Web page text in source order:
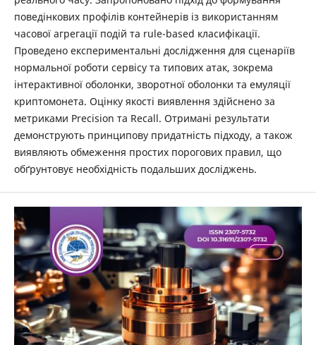
поведінкових профілів контейнерів із використанням
часової агрегації подій та rule-based класифікації.
Проведено експериментальні дослідження для сценаріїв
нормальної роботи сервісу та типових атак, зокрема
інтерактивної оболонки, зворотної оболонки та емуляції
криптомонета. Оцінку якості виявлення здійснено за
метриками Precision та Recall. Отримані результати
демонструють принципову придатність підходу, а також
виявляють обмеження простих порогових правил, що
обґрунтовує необхідність подальших досліджень.